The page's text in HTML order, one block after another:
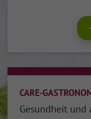
CARE-
Gesundheit und